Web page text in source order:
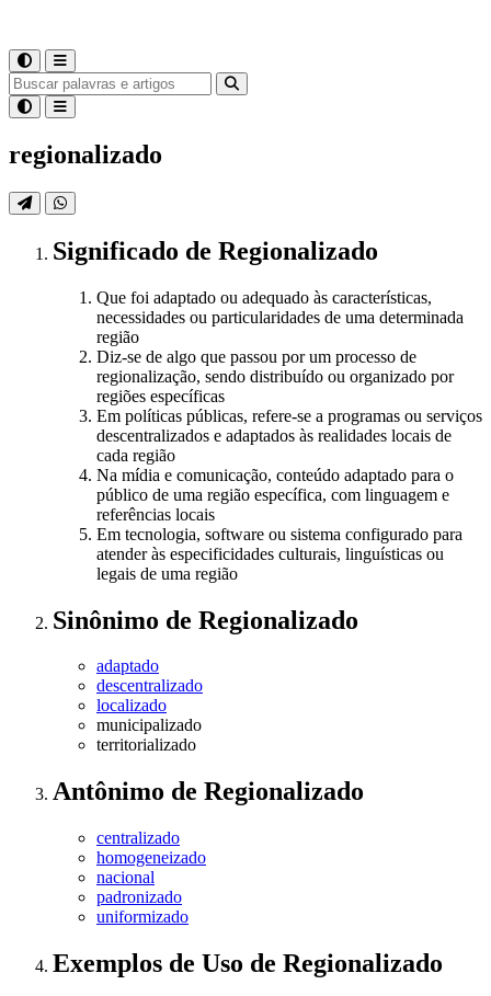
regionalizado
Significado de Regionalizado
Que foi adaptado ou adequado às características,
necessidades ou particularidades de uma determinada
região
Diz-se de algo que passou por um processo de
regionalização, sendo distribuído ou organizado por
regiões específicas
Em políticas públicas, refere-se a programas ou serviços
descentralizados e adaptados às realidades locais de
cada região
Na mídia e comunicação, conteúdo adaptado para o
público de uma região específica, com linguagem e
referências locais
Em tecnologia, software ou sistema configurado para
atender às especificidades culturais, linguísticas ou
legais de uma região
Sinônimo de Regionalizado
adaptado
descentralizado
localizado
municipalizado
territorializado
Antônimo de Regionalizado
centralizado
homogeneizado
nacional
padronizado
uniformizado
Exemplos de Uso de Regionalizado